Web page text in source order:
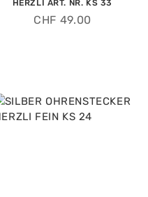
HERZLI ART. NR. KS 33
CHF 49.00